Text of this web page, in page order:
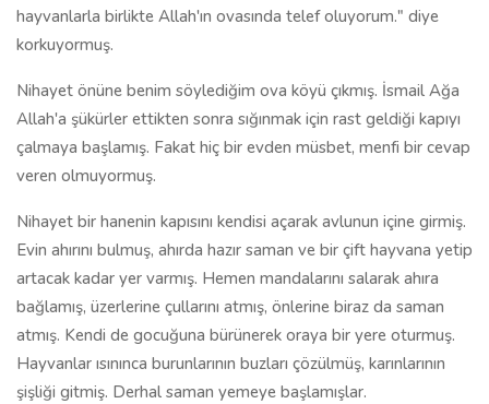
hayvanlarla birlikte Allah'ın ovasında telef oluyorum." diye
korkuyormuş.
Nihayet önüne benim söylediğim ova köyü çıkmış. İsmail Ağa
Allah'a şükürler ettikten sonra sığınmak için rast geldiği kapıyı
çalmaya başlamış. Fakat hiç bir evden müsbet, menfi bir cevap
veren olmuyormuş.
Nihayet bir hanenin kapısını kendisi açarak avlunun içine girmiş.
Evin ahırını bulmuş, ahırda hazır saman ve bir çift hayvana yetip
artacak kadar yer varmış. Hemen mandalarını salarak ahıra
bağlamış, üzerlerine çullarını atmış, önlerine biraz da saman
atmış. Kendi de gocuğuna bürünerek oraya bir yere oturmuş.
Hayvanlar ısınınca burunlarının buzları çözülmüş, karınlarının
şişliği gitmiş. Derhal saman yemeye başlamışlar.